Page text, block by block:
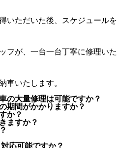
いただいた後、スケジュールを
フが、一台一台丁寧に修理いた
車いたします。
の大量修理は可能ですか？
期間がかかりますか？
か？
ますか？
応可能ですか？